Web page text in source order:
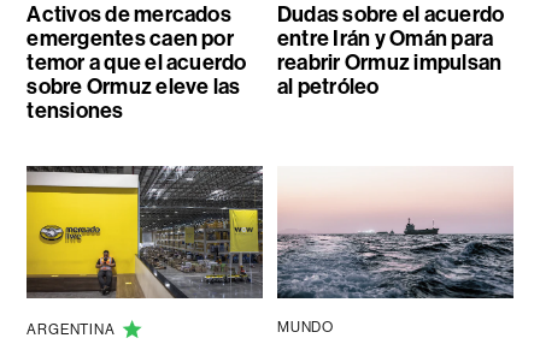
Activos de mercados
emergentes caen por
temor a que el acuerdo
sobre Ormuz eleve las
tensiones
Dudas sobre el acuerdo
entre Irán y Omán para
reabrir Ormuz impulsan
al petróleo
ARGENTINA MUNDO